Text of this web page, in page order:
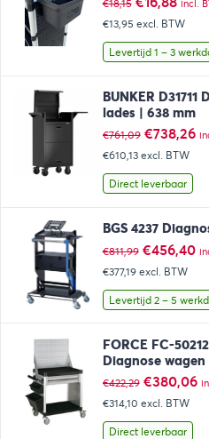
€18,15
prijs
was:
€18,15.
prijs
is:
incl.
€13,95 excl. BTW
Levertijd 1 – 3
BUNKER
lades | 638 mm
€761,09
prijs
was:
€761,09.
€738,26
€610,13 excl. BTW
Direct leverbaar
BGS 4237
€811,99
prijs
was:
€811,99.
€456,40
€377,19 excl. BTW
Levertijd 2 – 5
FORCE FC-
Diagnose wagen
€422,29
prijs
was:
€422,29.
€380,06
€314,10 excl. BTW
Direct leverbaar